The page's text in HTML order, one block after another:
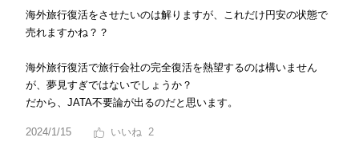
海外旅行復活をさせたいのは解りますが、これだけ円安の状態で
売れますかね？？
海外旅行復活で旅行会社の完全復活を熱望するのは構いません
が、夢見すぎではないでしょうか？
だから、JATA不要論が出るのだと思います。
2024/1/15 2